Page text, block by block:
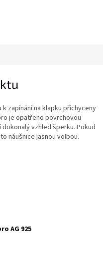
zapínání na klapku přichyceny
je opatřeno povrchovou
vzhled šperku. Pokud
náušnice jasnou volbou.
AG 925